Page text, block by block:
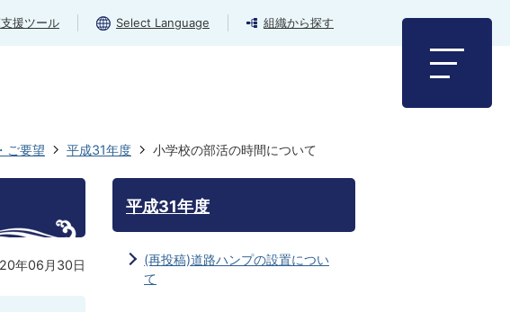
援ツール Select Language 組織から探す
ご要望 平成31年度 小学校の部活の時間について
年06月30日
平成31年度
(再投稿)道路ハンプの設置につい
て